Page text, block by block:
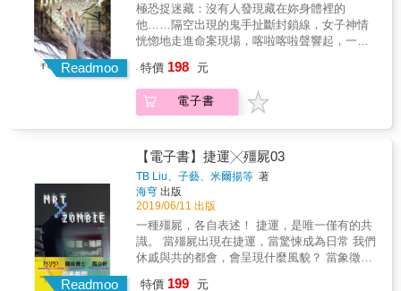
Readmoo
極恐捉迷藏：沒有人發現藏在妳身體裡的
他……隔空出現的鬼手扯斷封鎖線，女子神情
恍惚地走進命案現場，喀啦喀啦聲響起，一個
下……亡者附上女作家夏沐姍的身體、藉由她
的手闡述冤屈，可雖說她體質陰能見鬼，附身
該具備的條件卻一項都不符合，究竟為什麼會
特價 198 元
電子書
Readmoo
【電子書】捷運╳殭屍03
TB Liu、子藝、米爾揚等 著
海穹 出版
2019/06/11 出版
一種殭屍，各自表述！ 捷運，是唯一僅有的共
識。 當殭屍出現在捷運，當驚悚成為日常 我們
休戚與共的都會，會呈現什麼風貌？ 當象徵都
特價 199 元